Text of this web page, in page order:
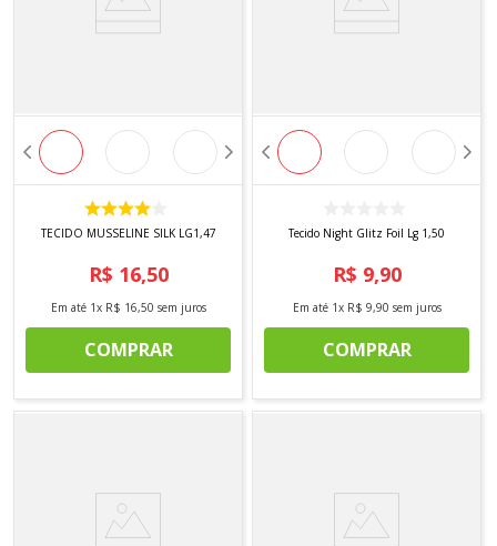
TECIDO MUSSELINE SILK LG1,47
R$ 16,50
Em até 1x R$ 16,50 sem juros
COMPRAR
Tecido Night Glitz Foil Lg 1,50
R$ 9,90
Em até 1x R$ 9,90 sem juros
COMPRAR